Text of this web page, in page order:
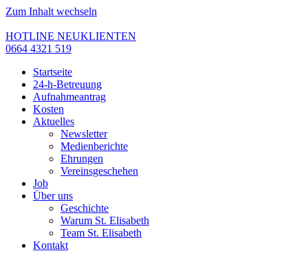
Zum Inhalt wechseln
HOTLINE NEUKLIENTEN
0664 4321 519
Startseite
24-h-Betreuung
Aufnahmeantrag
Kosten
Aktuelles
Newsletter
Medienberichte
Ehrungen
Vereinsgeschehen
Job
Über uns
Geschichte
Warum St. Elisabeth
Team St. Elisabeth
Kontakt